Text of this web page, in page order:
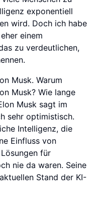
exponentiell
wird. Doch ich habe
einem
zu verdeutlichen,
Musk. Warum
Musk? Wie lange
Musk sagt im
sehr optimistisch.
Intelligenz, die
Einfluss von
für
nie da waren. Seine
Stand der KI-